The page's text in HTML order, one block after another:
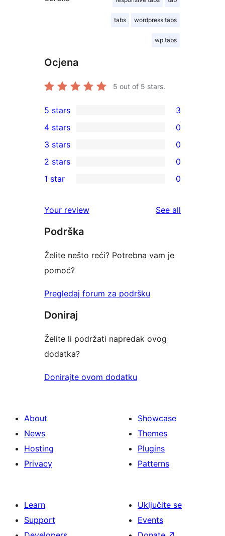
tabs wordpress tabs
wp tabs
Ocjena
5 out of 5 stars.
3
5-
star
reviews
5 stars 3
4-
star
reviews
4 stars 0
0
3-
star
3 stars 0
2-
reviews
2 stars 0
star
reviews
1 star 0
Your review See all
Podrška
Želite nešto reći? Potrebna vam je
pomoć?
Pregledaj forum za podršku
Doniraj
Želite li podržati napredak ovog
dodatka?
Donirajte ovom dodatku
About
News
Hosting
Privacy
Showcase
Themes
Plugins
Patterns
Learn
Support
Uključite se
Events